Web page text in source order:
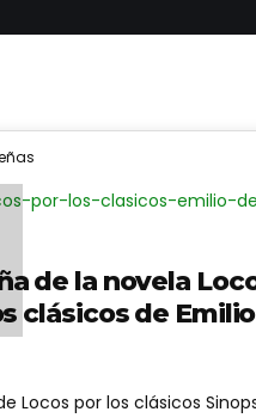
de la novela
clásicos de
Locos por los clásicos